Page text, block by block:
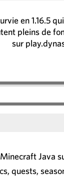
en 1.16.5
pleins de
sur
Java
quests,